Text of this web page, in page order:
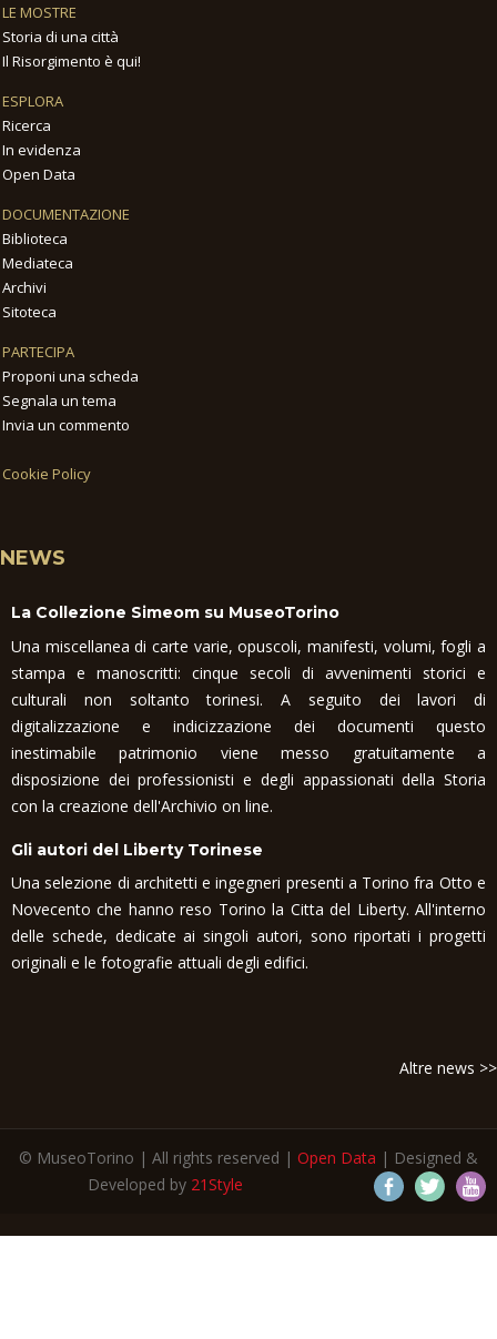
LE MOSTRE
Storia di una città
Il Risorgimento è qui!
ESPLORA
Ricerca
In evidenza
Open Data
DOCUMENTAZIONE
Biblioteca
Mediateca
Archivi
Sitoteca
PARTECIPA
Proponi una scheda
Segnala un tema
Invia un commento
Cookie Policy
NEWS
La Collezione Simeom su MuseoTorino
Una miscellanea di carte varie, opuscoli, manifesti, volumi, fogli a
stampa e manoscritti: cinque secoli di avvenimenti storici e
culturali non soltanto torinesi. A seguito dei lavori di
digitalizzazione e indicizzazione dei documenti questo
inestimabile patrimonio viene messo gratuitamente a
disposizione dei professionisti e degli appassionati della Storia
con la creazione dell'Archivio on line.
Gli autori del Liberty Torinese
Una selezione di architetti e ingegneri presenti a Torino fra Otto e
Novecento che hanno reso Torino la Citta del Liberty. All'interno
delle schede, dedicate ai singoli autori, sono riportati i progetti
originali e le fotografie attuali degli edifici.
Altre news >>
© MuseoTorino | All rights reserved | Open Data | Designed &
Developed by 21Style